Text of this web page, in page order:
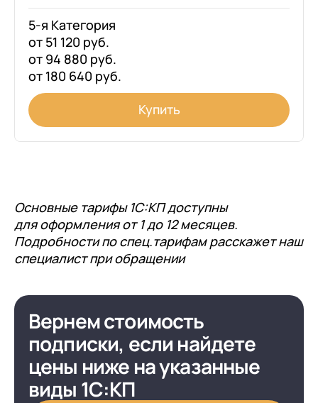
5-я Категория
от 51 120 руб.
от 94 880 руб.
от 180 640 руб.
Купить
Основные тарифы 1С:КП доступны
для оформления от 1 до 12 месяцев.
Подробности по спец.тарифам расскажет наш
специалист при обращении
Вернем стоимость
подписки, если найдете
цены ниже на указанные
виды 1С:КП